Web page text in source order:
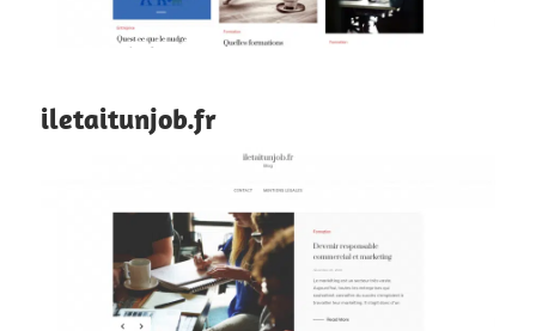
iletaitunjob.fr